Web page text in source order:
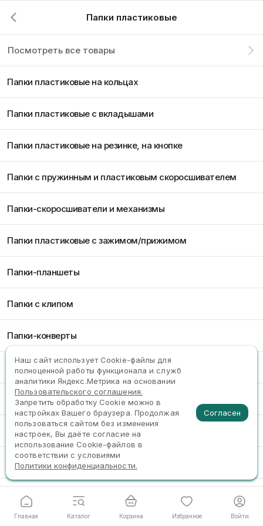
Папки пластиковые
Посмотреть все товары
Папки пластиковые на кольцах
Папки пластиковые с вкладышами
Папки пластиковые на резинке, на кнопке
Папки с пружинным и пластиковым скоросшивателем
Папки-скоросшиватели и механизмы
Папки пластиковые с зажимом/прижимом
Папки-планшеты
Папки с клипом
Папки-конверты
Папки пластиковые на молнии
Папки-уголки
Папки пластиковые с отделениями
Папки-портфели
Главная Каталог Корзина Избранное Войти
Наш сайт использует Сookie-файлы для
полноценной работы функционала и служб
аналитики Яндекс.Метрика на основании
Пользовательского соглашения.
Запретить обработку Cookie можно в
настройках Вашего браузера. Продолжая
пользоваться сайтом без изменения
настроек, Вы даёте согласие на
использование Cookie-файлов в
соответствии с условиями
Политики конфиденциальности.
Согласен